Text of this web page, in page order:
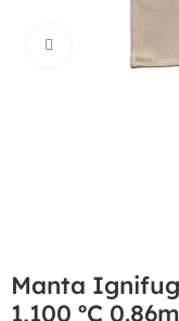
Manta
1,100 ºC